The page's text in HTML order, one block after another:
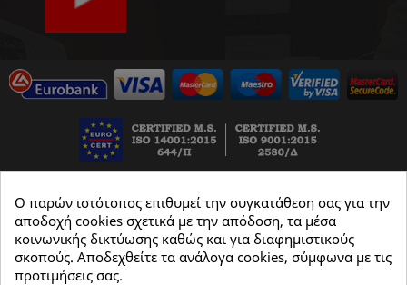
Ο παρών ιστότοπος επιθυμεί την συγκατάθεση σας για την
αποδοχή cookies σχετικά με την απόδοση, τα μέσα
κοινωνικής δικτύωσης καθώς και για διαφημιστικούς
σκοπούς. Αποδεχθείτε τα ανάλογα cookies, σύμφωνα με τις
προτιμήσεις σας.